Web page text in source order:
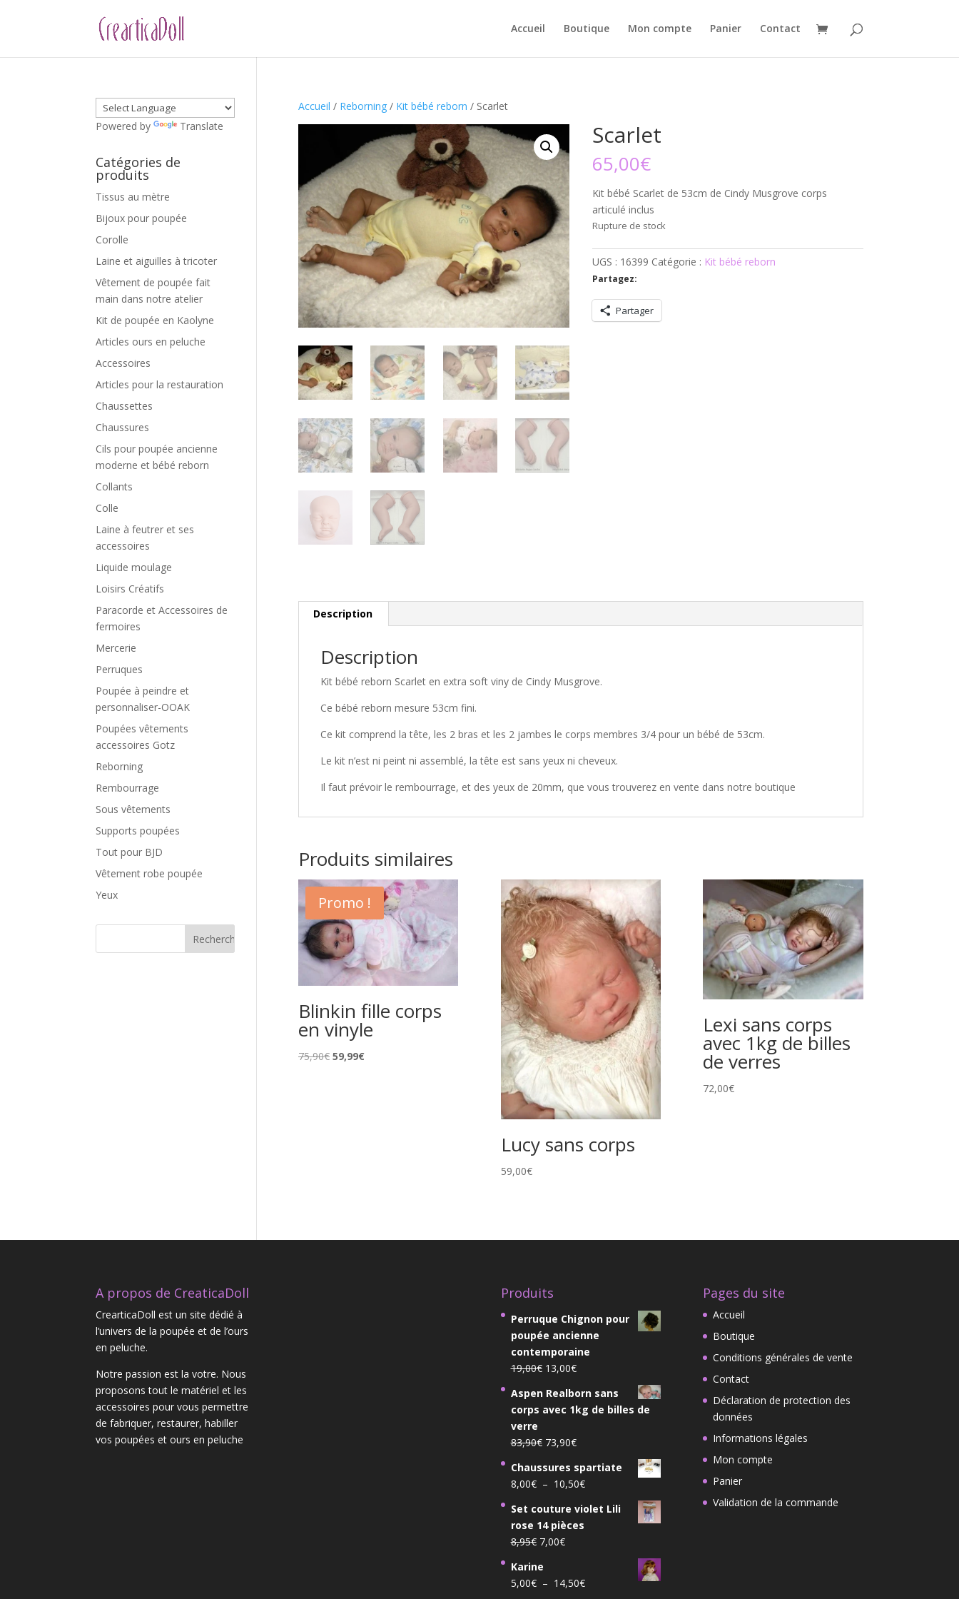
Accueil Boutique Mon compte Panier Contact
Accueil / Reborning/ Kit bébé reborn / Scarlet
Scarlet
65,00€
Kit bébé Scarlet de 53cm de Cindy Musgrove corps
articulé inclus
Rupture de stock
UGS : 16399 Catégorie : Kit bébé reborn
Partagez:
Partager
Description
Description
Kit bébé reborn Scarlet en extra soft viny de Cindy Musgrove.
Ce bébé reborn mesure 53cm fini.
Ce kit comprend la tête, les 2 bras et les 2 jambes le corps membres 3/4 pour un bébé de 53cm.
Le kit n’est ni peint ni assemblé, la tête est sans yeux ni cheveux.
Il faut prévoir le rembourrage, et des yeux de 20mm, que vous trouverez en vente dans notre boutique
Produits similaires
Promo !
Blinkin fille corps
en vinyle
75,90€ Le
59,99€Le
Lucy sans corps
59,00€
Lexi sans corps
avec 1kg de billes
de verres
72,00€
Powered by Translate
Catégories de
produits
Tissus au mètre
Bijoux pour poupée
Corolle
Laine et aiguilles à tricoter
Vêtement de poupée fait
main dans notre atelier
Kit de poupée en Kaolyne
Articles ours en peluche
Accessoires
Articles pour la restauration
Chaussettes
Chaussures
Cils pour poupée ancienne
moderne et bébé reborn
Collants
Colle
Laine à feutrer et ses
accessoires
Liquide moulage
Loisirs Créatifs
Paracorde et Accessoires de
fermoires
Mercerie
Perruques
Poupée à peindre et
personnaliser-OOAK
Poupées vêtements
accessoires Gotz
Reborning
Rembourrage
Sous vêtements
Supports poupées
Tout pour BJD
Vêtement robe poupée
Yeux
A propos de CreaticaDoll
CrearticaDoll est un site dédié à
l’univers de la poupée et de l’ours
en peluche.
Notre passion est la votre. Nous
proposons tout le matériel et les
accessoires pour vous permettre
de fabriquer, restaurer, habiller
vos poupées et ours en peluche
Produits
Perruque Chignon pour
poupée ancienne
contemporaine
19,00€ Le
initial
était :
13,00€Le
actuel
est :
Aspen Realborn sans
corps avec 1kg de billes de
verre
83,90€ Le
initial
était :
83,90€.
73,90€Le
actuel
est :
73,90€.
Chaussures spartiate
8,00€ – 10,50€Plage
prix :
Set couture violet Lili
rose 14 pièces
8,95€ Le
initial
était :
7,00€Le
est :
Karine
5,00€ – 14,50€Plage
Pages du site
Accueil
Boutique
Conditions générales de vente
Contact
Déclaration de protection des
données
Informations légales
Mon compte
Panier
Validation de la commande